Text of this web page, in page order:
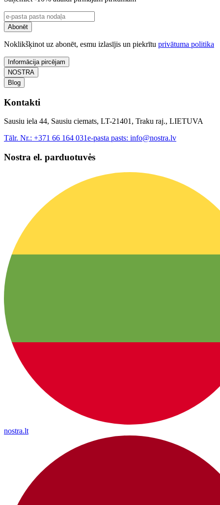
Abonēt
Noklikšķinot uz abonēt, esmu izlasījis un piekrītu privātuma politika
Informācija pircējam
NOSTRA
Blog
Kontakti
Sausiu iela 44, Sausiu ciemats, LT-21401, Traku raj., LIETUVA
Tālr. Nr.: +371 66 164 031e-pasta pasts: info@nostra.lv
Nostra el. parduotuvės
nostra.lt